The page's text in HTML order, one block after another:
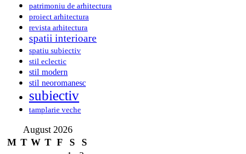
patrimoniu de arhitectura
proiect arhitectura
revista arhitectura
spatii interioare
spatiu subiectiv
stil eclectic
stil modern
stil neoromanesc
subiectiv
tamplarie veche
August 2026
M T W T F S
S